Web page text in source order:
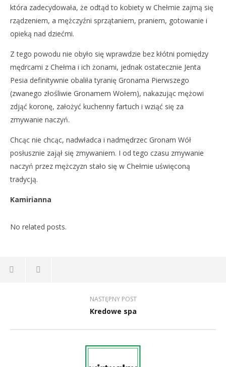
która zadecydowała, że odtąd to kobiety w Chełmie zajmą się
rządzeniem, a mężczyźni sprzątaniem, praniem, gotowanie i
opieką nad dziećmi.
Z tego powodu nie obyło się wprawdzie bez kłótni pomiędzy
mędrcami z Chełma i ich żonami, jednak ostatecznie Jenta
Pesia definitywnie obaliła tyranię Gronama Pierwszego
(zwanego złośliwie Gronamem Wołem), nakazując mężowi
zdjąć koronę, założyć kuchenny fartuch i wziąć się za
zmywanie naczyń.
Chcąc nie chcąc, nadwładca i nadmędrzec Gronam Wół
posłusznie zajął się zmywaniem. I od tego czasu zmywanie
naczyń przez mężczyzn stało się w Chełmie uświęconą
tradycją.
Kamirianna
No related posts.
NASTĘPNY POST
Kredowe spa